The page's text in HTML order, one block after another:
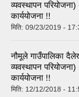
व्यवस्थापन
कार्ययोजना !!
मिति: 09/23/2019 -
नौमूले गाउँपालिका
व्यवस्थापन
कार्ययोजना !!
मिति: 12/12/2018 -